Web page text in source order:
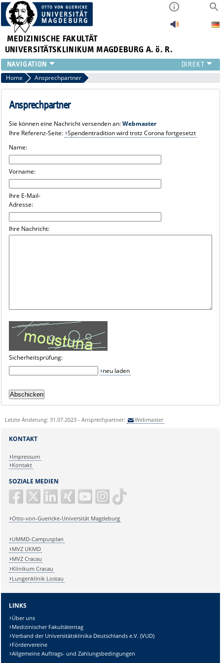
MEDIZINISCHE FAKULTÄT
UNIVERSITÄTSKLINIKUM MAGDEBURG A. ö. R.
INSTITUTE
KLINIKEN
ZENTRALE EINRICHTUNGEN
PRESSE
INTERNATIONAL
INTRANET
Home Ansprechpartner
Ansprechpartner
Sie können eine Nachricht versenden an:Webmaster
Ihre Referenz-Seite: Spendentradition wird trotz Corona fortgesetzt
Name:
Vorname:
Ihre E-Mail-
Adresse:
Ihre Nachricht:
Sicherheitsprüfung:
neu laden
Letzte Änderung: 31.07.2023 - Ansprechpartner: Webmaster
SOZIALE MEDIEN
Otto-von-Guericke-Universität Magdeburg
KONTAKT
Impressum
Kontakt
UMMD-Campusplan
MVZ UKMD
MVZ Cracau
Klinikum Cracau
Lungenklinik Lostau
LINKS
Über uns
Medizinischer Fakultätentag
Verband der Universitätsklinika Deutschlands e.V. (VUD)
Fördervereine
Allgemeine Auftrags- und Zahlungsbedingungen